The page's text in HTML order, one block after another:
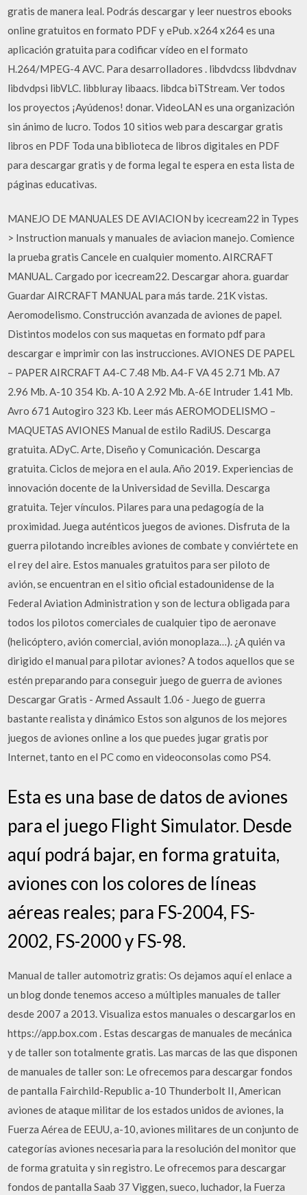
gratis de manera leal. Podrás descargar y leer nuestros ebooks
online gratuitos en formato PDF y ePub. x264 x264 es una
aplicación gratuita para codificar vídeo en el formato
H.264/MPEG-4 AVC. Para desarrolladores . libdvdcss libdvdnav
libdvdpsi libVLC. libbluray libaacs. libdca biTStream. Ver todos
los proyectos ¡Ayúdenos! donar. VideoLAN es una organización
sin ánimo de lucro. Todos 10 sitios web para descargar gratis
libros en PDF Toda una biblioteca de libros digitales en PDF
para descargar gratis y de forma legal te espera en esta lista de
páginas educativas.
MANEJO DE MANUALES DE AVIACION by icecream22 in Types
> Instruction manuals y manuales de aviacion manejo. Comience
la prueba gratis Cancele en cualquier momento. AIRCRAFT
MANUAL. Cargado por icecream22. Descargar ahora. guardar
Guardar AIRCRAFT MANUAL para más tarde. 21K vistas.
Aeromodelismo. Construcción avanzada de aviones de papel.
Distintos modelos con sus maquetas en formato pdf para
descargar e imprimir con las instrucciones. AVIONES DE PAPEL
– PAPER AIRCRAFT A4-C 7.48 Mb. A4-F VA 45 2.71 Mb. A7
2.96 Mb. A-10 354 Kb. A-10 A 2.92 Mb. A-6E Intruder 1.41 Mb.
Avro 671 Autogiro 323 Kb. Leer más AEROMODELISMO –
MAQUETAS AVIONES Manual de estilo RadiUS. Descarga
gratuita. ADyC. Arte, Diseño y Comunicación. Descarga
gratuita. Ciclos de mejora en el aula. Año 2019. Experiencias de
innovación docente de la Universidad de Sevilla. Descarga
gratuita. Tejer vínculos. Pilares para una pedagogía de la
proximidad. Juega auténticos juegos de aviones. Disfruta de la
guerra pilotando increíbles aviones de combate y conviértete en
el rey del aire. Estos manuales gratuitos para ser piloto de
avión, se encuentran en el sitio oficial estadounidense de la
Federal Aviation Administration y son de lectura obligada para
todos los pilotos comerciales de cualquier tipo de aeronave
(helicóptero, avión comercial, avión monoplaza…). ¿A quién va
dirigido el manual para pilotar aviones? A todos aquellos que se
estén preparando para conseguir juego de guerra de aviones
Descargar Gratis - Armed Assault 1.06 - Juego de guerra
bastante realista y dinámico Estos son algunos de los mejores
juegos de aviones online a los que puedes jugar gratis por
Internet, tanto en el PC como en videoconsolas como PS4.
Esta es una base de datos de aviones
para el juego Flight Simulator. Desde
aquí podrá bajar, en forma gratuita,
aviones con los colores de líneas
aéreas reales; para FS-2004, FS-
2002, FS-2000 y FS-98.
Manual de taller automotriz gratis: Os dejamos aquí el enlace a
un blog donde tenemos acceso a múltiples manuales de taller
desde 2007 a 2013. Visualiza estos manuales o descargarlos en
https://app.box.com . Estas descargas de manuales de mecánica
y de taller son totalmente gratis. Las marcas de las que disponen
de manuales de taller son: Le ofrecemos para descargar fondos
de pantalla Fairchild-Republic a-10 Thunderbolt II, American
aviones de ataque militar de los estados unidos de aviones, la
Fuerza Aérea de EEUU, a-10, aviones militares de un conjunto de
categorías aviones necesaria para la resolución del monitor que
de forma gratuita y sin registro. Le ofrecemos para descargar
fondos de pantalla Saab 37 Viggen, sueco, luchador, la Fuerza